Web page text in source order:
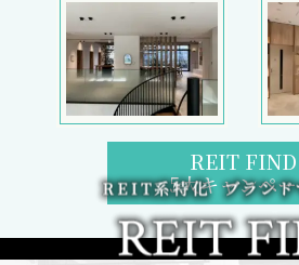
REIT FIND
5大キャンペ